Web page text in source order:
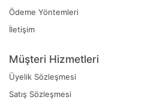
Ödeme Yöntemleri
İletişim
Müşteri Hizmetleri
Üyelik Sözleşmesi
Satış Sözleşmesi